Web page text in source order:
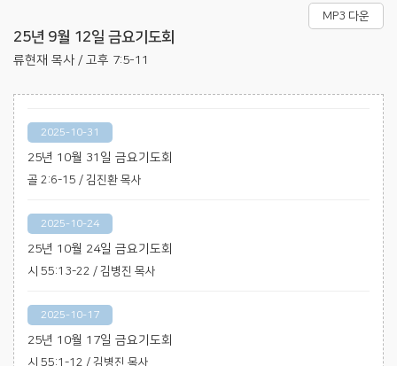
MP3 다운
25년 9월 12일 금요기도회
류현재 목사 / 고후 7:5-11
2025-10-31
25년 10월 31일 금요기도회
골 2:6-15 / 김진환 목사
2025-10-24
25년 10월 24일 금요기도회
시 55:13-22 / 김병진 목사
2025-10-17
25년 10월 17일 금요기도회
시 55:1-12 / 김병진 목사